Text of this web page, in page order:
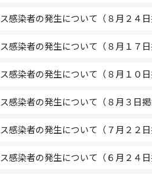
感染者の発生について（８月２４日
感染者の発生について（８月１７日
感染者の発生について（８月１０日
感染者の発生について（８月３日掲
感染者の発生について（７月２２日
感染者の発生について（６月２４日